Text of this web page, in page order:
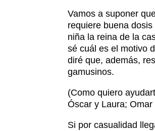
Vamos a suponer
requiere buena
niña la reina de la
sé cuál es el motivo
diré que, además,
gamusinos.
(Como quiero
Óscar y Laura;
Si por casualidad